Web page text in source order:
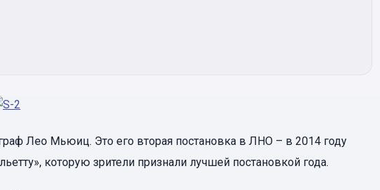
Лео Мьюиц. Это его вторая постановка в ЛНО – в 2014 году
которую зрители признали лучшей постановкой года.